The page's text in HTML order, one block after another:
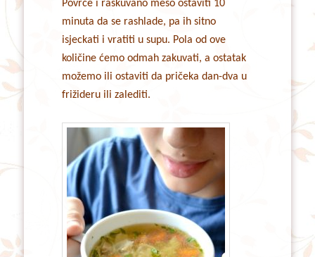
Povrće i raskuvano meso ostaviti 10
minuta da se rashlade, pa ih sitno
isjeckati i vratiti u supu. Pola od ove
količine ćemo odmah zakuvati, a ostatak
možemo ili ostaviti da pričeka dan-dva u
frižideru ili zalediti.